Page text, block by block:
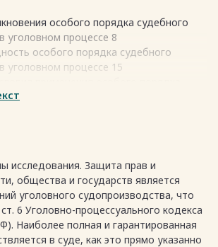
особого порядка судебного
уголовном процессе 8
особого порядка судебного
уголовном процессе 15
в уголовном процессе 25
ВОПРОСЫ ПРИМЕНЕНИЯ ОСОБОГО
РАЗБИРАТЕЛЬСТВА КАК
В РФ 37
порядок рассмотрения уголовных дел
разбирательства при
с предъявленным обвинением 37
приговора вынесенного в
исследования. Защита прав и
общества и государств является
уголовного судопроизводства, что
6 Уголовно-процессуального кодекса
Наиболее полная и гарантированная
в суде, как это прямо указанно